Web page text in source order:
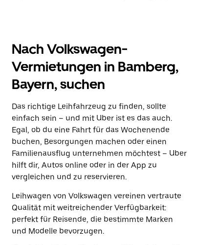
Nach Volkswagen-
Vermietungen in Bamberg,
Bayern, suchen
Das richtige Leihfahrzeug zu finden, sollte
einfach sein – und mit Uber ist es das auch.
Egal, ob du eine Fahrt für das Wochenende
buchen, Besorgungen machen oder einen
Familienausflug unternehmen möchtest – Uber
hilft dir, Autos online oder in der App zu
vergleichen und zu reservieren.
Leihwagen von Volkswagen vereinen vertraute
Qualität mit weitreichender Verfügbarkeit:
perfekt für Reisende, die bestimmte Marken
und Modelle bevorzugen.